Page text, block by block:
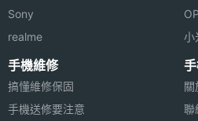
◎ 內建 64 MB 記憶體
◎ 可擴充 SD / MMC 記憶卡
◎ 內建 30 萬畫素相機
◎ 內建 Blazer 4.5 網頁瀏覽
◎ 內建 Pocket Tunes 音樂播
本
進階功
能
JAVA, PDA, PIM應
Sony
realme
小
手機維修
搞懂維修保固
手機送修要注意
關
聯